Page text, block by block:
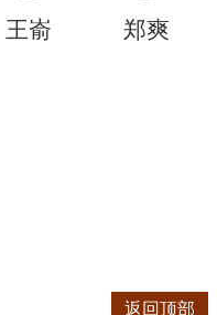
王嵛 郑爽
返回顶部